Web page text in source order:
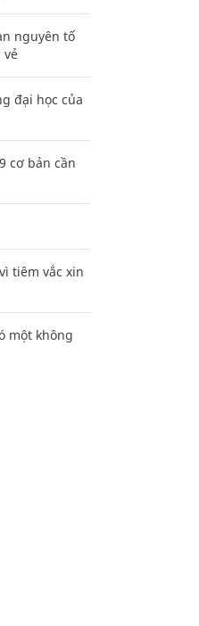
nguyên tố
vẻ
đại học của
cơ bản cần
tiêm vắc xin
một không